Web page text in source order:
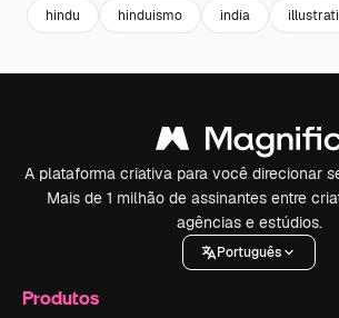
hindu hinduismo india
A plataforma criativa para você direcionar
Mais de 1 milhão de assinantes entre
agências e estúdios.
Português
Produtos